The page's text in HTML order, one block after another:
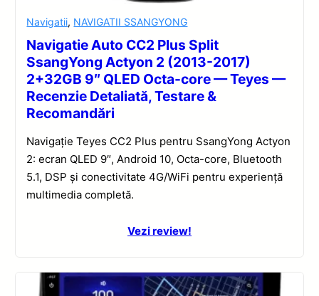
Navigatii, NAVIGATII SSANGYONG
Navigatie Auto CC2 Plus Split
SsangYong Actyon 2 (2013-2017)
2+32GB 9″ QLED Octa-core — Teyes —
Recenzie Detaliată, Testare &
Recomandări
Navigație Teyes CC2 Plus pentru SsangYong Actyon
2: ecran QLED 9″, Android 10, Octa-core, Bluetooth
5.1, DSP și conectivitate 4G/WiFi pentru experiență
multimedia completă.
Vezi review!